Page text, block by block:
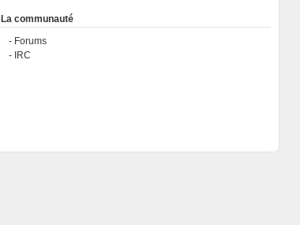
La communauté
Forums
IRC